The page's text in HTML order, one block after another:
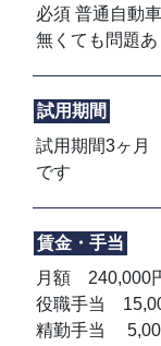
必須 普通自動
無くても問題
試用期間
試用期間3ヶ
です
賃金・手当
月額 240,000
役職手当
精勤手当